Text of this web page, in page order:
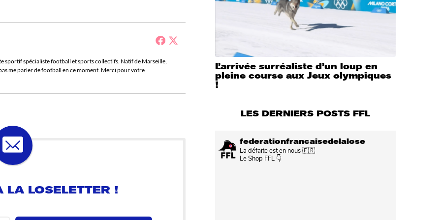
sportif spécialiste football et sports collectifs. Natif de Marseille,
me parler de football en ce moment. Merci pour votre
L’arrivée surréaliste d’un loup en
pleine course aux Jeux olympiques
!
LES DERNIERS POSTS FFL
federationfrancaisedelalose
La défaite est en nous 🇫🇷
Le Shop FFL 👇